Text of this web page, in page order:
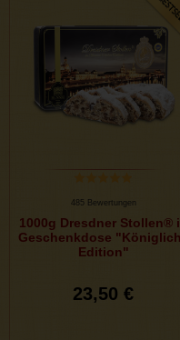
485 Bewertungen
1000g Dresdner Stollen®
Geschenkdose
Edition"
23,50 €